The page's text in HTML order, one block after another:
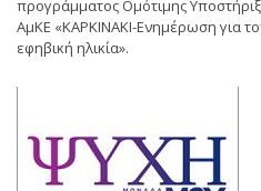
προγράμματος Ομότιμης
ΑμΚΕ «ΚΑΡΚΙΝΑΚΙ-Ενημέρωση για
εφηβική ηλικία».